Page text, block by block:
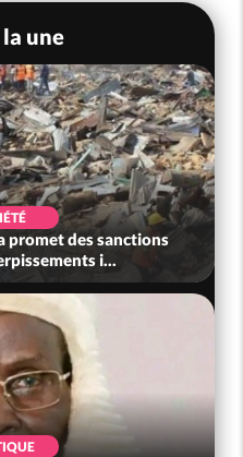
une
promet des sanctions
i...